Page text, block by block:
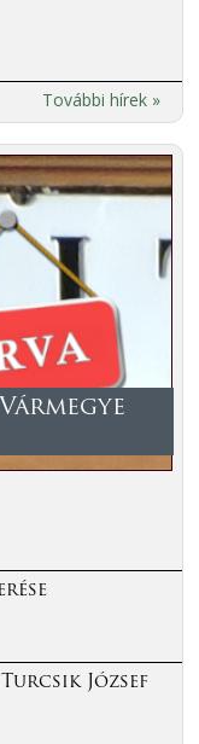
További hírek »
József